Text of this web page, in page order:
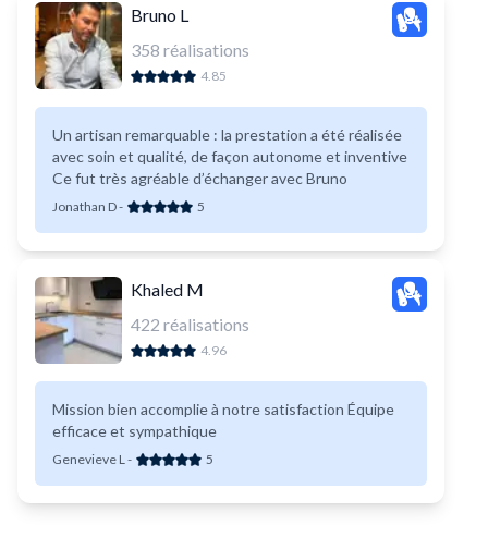
Bruno L
358 réalisations
4.85
Un artisan remarquable : la prestation a été réalisée
avec soin et qualité, de façon autonome et inventive
Ce fut très agréable d’échanger avec Bruno
Jonathan D- 5
Khaled M
422 réalisations
4.96
Mission bien accomplie à notre satisfaction Équipe
efficace et sympathique
Genevieve L- 5